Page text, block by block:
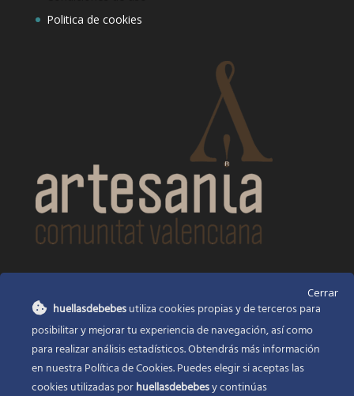
Politica de cookies
Huellas de bebés
Santa Ana, 22Alcasser Valencia 46290
625 120 591
Cerrar
huellasdebebesutiliza cookies propias y de terceros para
posibilitar y mejorar tu experiencia de navegación, así como
para realizar análisis estadísticos. Obtendrás más información
en nuestra Política de Cookies. Puedes elegir si aceptas las
cookies utilizadas porhuellasdebebesy continúas